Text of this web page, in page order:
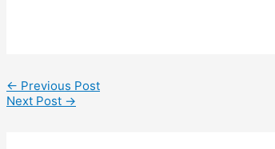
← Previous Post
Next Post →